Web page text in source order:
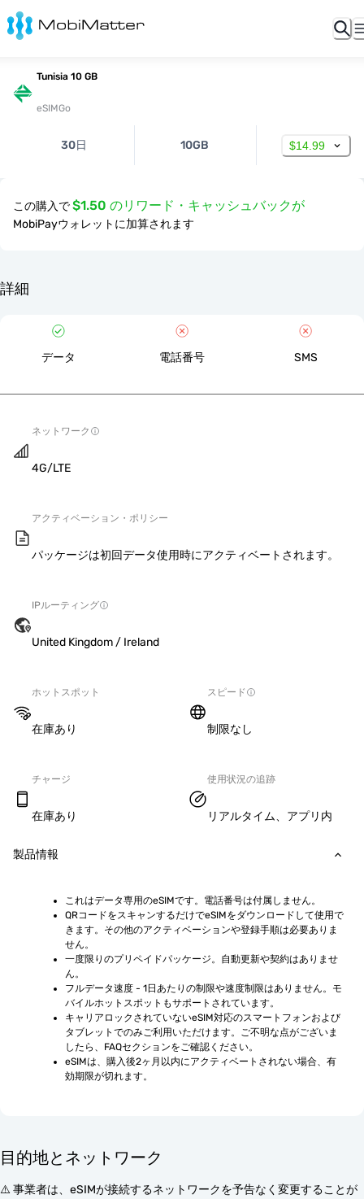
Tunisia 10 GB
eSIMGo
30日 10GB $14.99
この購入で$1.50 のリワード・キャッシュバックが
MobiPayウォレットに加算されます
詳細
データ 電話番号 SMS
ネットワーク
4G/LTE
アクティベーション・ポリシー
パッケージは初回データ使用時にアクティベートされます。
IPルーティング
United Kingdom / Ireland
ホットスポット
在庫あり
スピード
制限なし
チャージ
在庫あり
使用状況の追跡
リアルタイム、アプリ内
製品情報
これはデータ専用のeSIMです。電話番号は付属しません。
QRコードをスキャンするだけでeSIMをダウンロードして使用で
きます。その他のアクティベーションや登録手順は必要ありま
せん。
一度限りのプリペイドパッケージ。自動更新や契約はありませ
ん。
フルデータ速度 - 1日あたりの制限や速度制限はありません。モ
バイルホットスポットもサポートされています。
キャリアロックされていないeSIM対応のスマートフォンおよび
タブレットでのみご利用いただけます。ご不明な点がございま
したら、FAQセクションをご確認ください。
eSIMは、購入後2ヶ月以内にアクティベートされない場合、有
効期限が切れます。
目的地とネットワーク
⚠️ 事業者は、eSIMが接続するネットワークを予告なく変更することが